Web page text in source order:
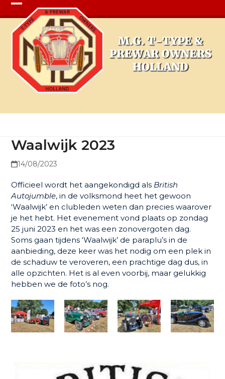
Open
mobile
menu
Close
mobile
menu
Waalwijk 2023
14/08/2023
Officieel wordt het aangekondigd als British
Autojumble, in de volksmond heet het gewoon
‘Waalwijk’ en clubleden weten dan precies waarover
je het hebt. Het evenement vond plaats op zondag
25 juni 2023 en het was een zonovergoten dag.
Soms gaan tijdens ‘Waalwijk’ de paraplu’s in de
aanbieding, deze keer was het nodig om een plek in
de schaduw te veroveren, een prachtige dag dus, in
alle opzichten. Het is al even voorbij, maar gelukkig
hebben we de foto’s nog.